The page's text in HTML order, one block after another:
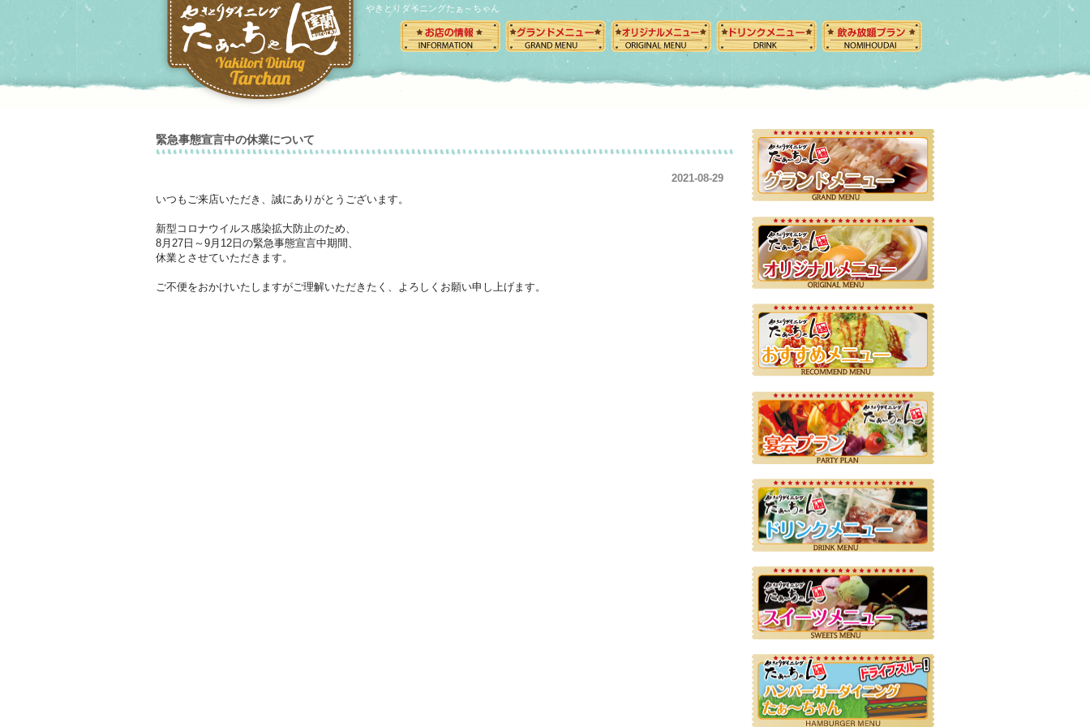
やきとりダイニングたぁ～ちゃん
緊急事態宣言中の休業について
2021-08-29
いつもご来店いただき、誠にありがとうございます。
新型コロナウイルス感染拡大防止のため、
8月27日～9月12日の緊急事態宣言中期間、
休業とさせていただきます。
ご不便をおかけいたしますがご理解いただきたく、よろしくお願い申し上げます。